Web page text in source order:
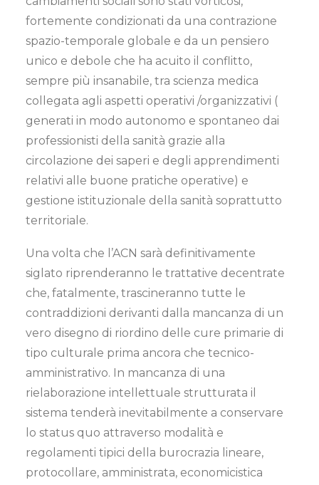
fortemente condizionati da una contrazione
spazio-temporale globale e da un pensiero
unico e debole che ha acuito il conflitto,
sempre più insanabile, tra scienza medica
collegata agli aspetti operativi /organizzativi (
generati in modo autonomo e spontaneo dai
professionisti della sanità grazie alla
circolazione dei saperi e degli apprendimenti
relativi alle buone pratiche operative) e
gestione istituzionale della sanità soprattutto
territoriale.
Una volta che l’ACN sarà definitivamente
siglato riprenderanno le trattative decentrate
che, fatalmente, trascineranno tutte le
contraddizioni derivanti dalla mancanza di un
vero disegno di riordino delle cure primarie di
tipo culturale prima ancora che tecnico-
amministrativo. In mancanza di una
rielaborazione intellettuale strutturata il
sistema tenderà inevitabilmente a conservare
lo status quo attraverso modalità e
regolamenti tipici della burocrazia lineare,
protocollare, amministrata, economicistica